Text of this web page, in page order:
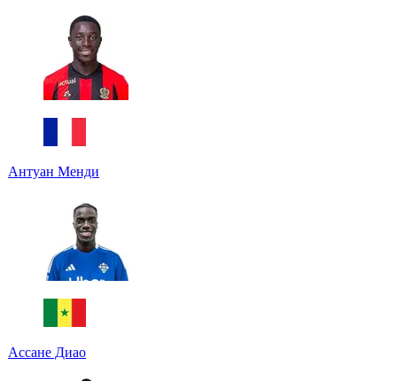
Антуан Менди
Ассане Диао